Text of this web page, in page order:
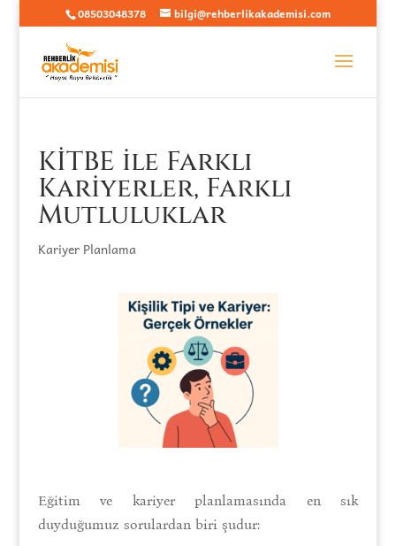
08503048378 bilgi@rehberlikakademisi.com
KİTBE ile Farklı
Kariyerler, Farklı
Mutluluklar
Kariyer Planlama
Eğitim ve kariyer planlamasında en sık
duyduğumuz sorulardan biri şudur: